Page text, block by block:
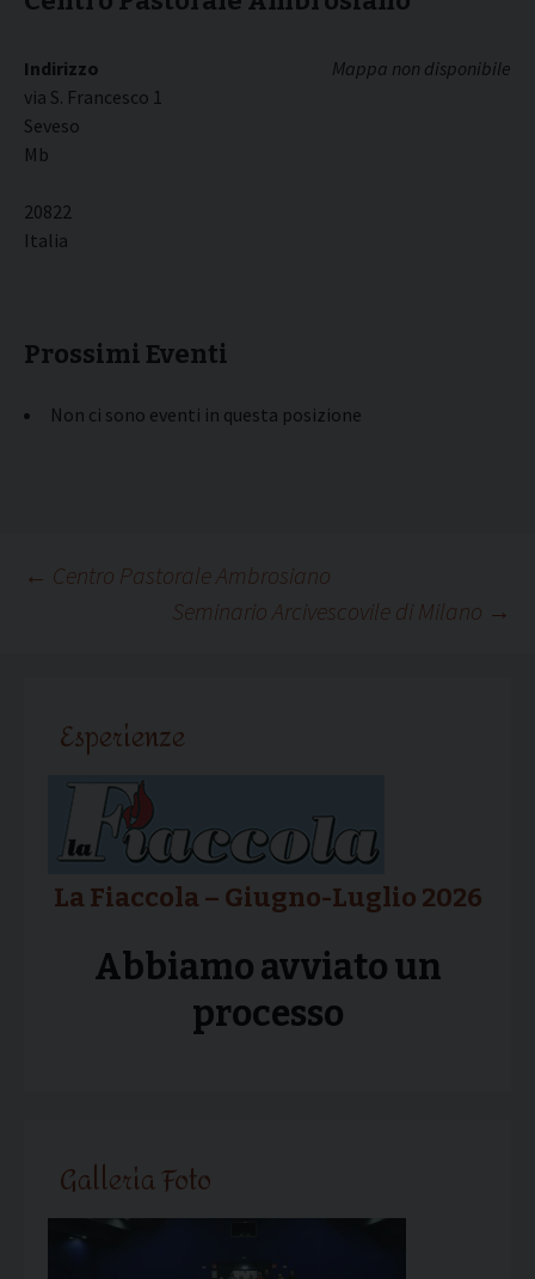
Mappa non disponibile
Indirizzo
via S. Francesco 1
Seveso
Mb
20822
Italia
Prossimi Eventi
Non ci sono eventi in questa posizione
Navigazione
← Centro Pastorale Ambrosiano
Seminario Arcivescovile di Milano →
Esperienze
La Fiaccola – Giugno-Luglio 2026
Abbiamo avviato un
processo
Galleria Foto